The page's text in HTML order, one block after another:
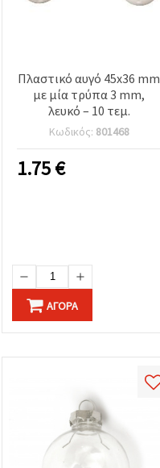
Πλαστικό αυγό 45x36 mm
με μία τρύπα 3 mm,
λευκό – 10 τεμ.
Κωδικός: 801468
1.75€
ΑΓΟΡΆ